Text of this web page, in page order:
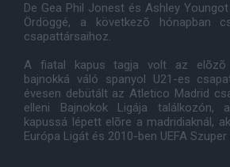
De Gea Phil Jonest és Ashley
Ördöggé, a következõ hónapban
csapattársaihoz.
A fiatal kapus tagja volt az elõzõ
bajnokká váló spanyol U21-es
évesen debütált az Atletico Madrid
elleni Bajnokok Ligája találkozón,
kapussá lépett elõre a madridiaknál,
Európa Ligát és 2010-ben UEFA